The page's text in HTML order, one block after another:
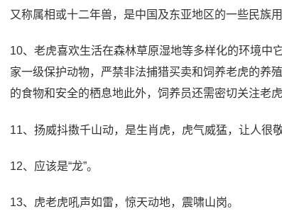
又称属相或十二年兽，是中国及东亚地区的一些民族
10、老虎喜欢生活在森林草原湿地等多样化的环境中
家一级保护动物，严禁非法捕猎买卖和饲养老虎的养
的食物和安全的栖息地此外，饲养员还需密切关注老虎
11、扬威抖擞千山动，是生肖虎，虎气威猛，让人很敬
12、应该是“龙”。
13、虎老虎吼声如雷，惊天动地，震啸山岗。